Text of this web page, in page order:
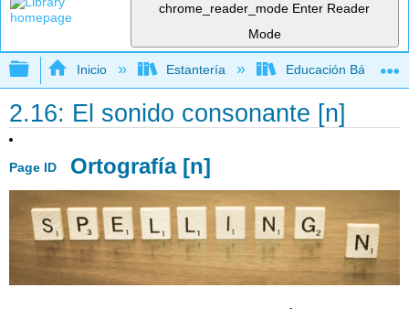
chrome_reader_mode Enter Reader
Mode
Expandir/contraer jerarquía global
Inicio Estantería Educación Básica
2.16: El sonido consonante [n]
Page ID Ortografía [n]